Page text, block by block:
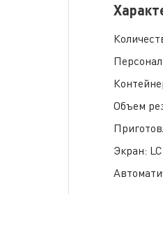
Объем
Экран: